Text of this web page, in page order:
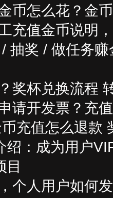
币怎么花？金
充值金币说明
抽奖 / 做任务
奖杯兑换流程
请开发票？充
充值怎么退款
绍：成为用户
目
个人用户如何